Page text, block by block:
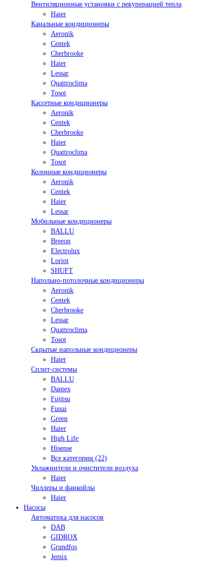
Вентиляционные установки с рекуперацией тепла
Haier
Канальные кондиционеры
Aeronik
Centek
Cherbrooke
Haier
Lessar
Quattroclima
Tosot
Кассетные кондиционеры
Aeronik
Centek
Cherbrooke
Haier
Quattroclima
Tosot
Колонные кондиционеры
Aeronik
Centek
Haier
Lessar
Мобильные кондиционеры
BALLU
Breeon
Electrolux
Loriot
SHUFT
Напольно-потолочные кондиционеры
Aeronik
Centek
Cherbrooke
Lessar
Quattroclima
Tosot
Скрытые напольные кондиционеры
Haier
Сплит-системы
BALLU
Dantex
Fujitsu
Funai
Green
Haier
High Life
Hisense
Все категории (22)
Увлажнители и очистители воздуха
Haier
Чиллеры и фанкойлы
Haier
Насосы
Автоматика для насосов
DAB
GIDROX
Grundfos
Jemix